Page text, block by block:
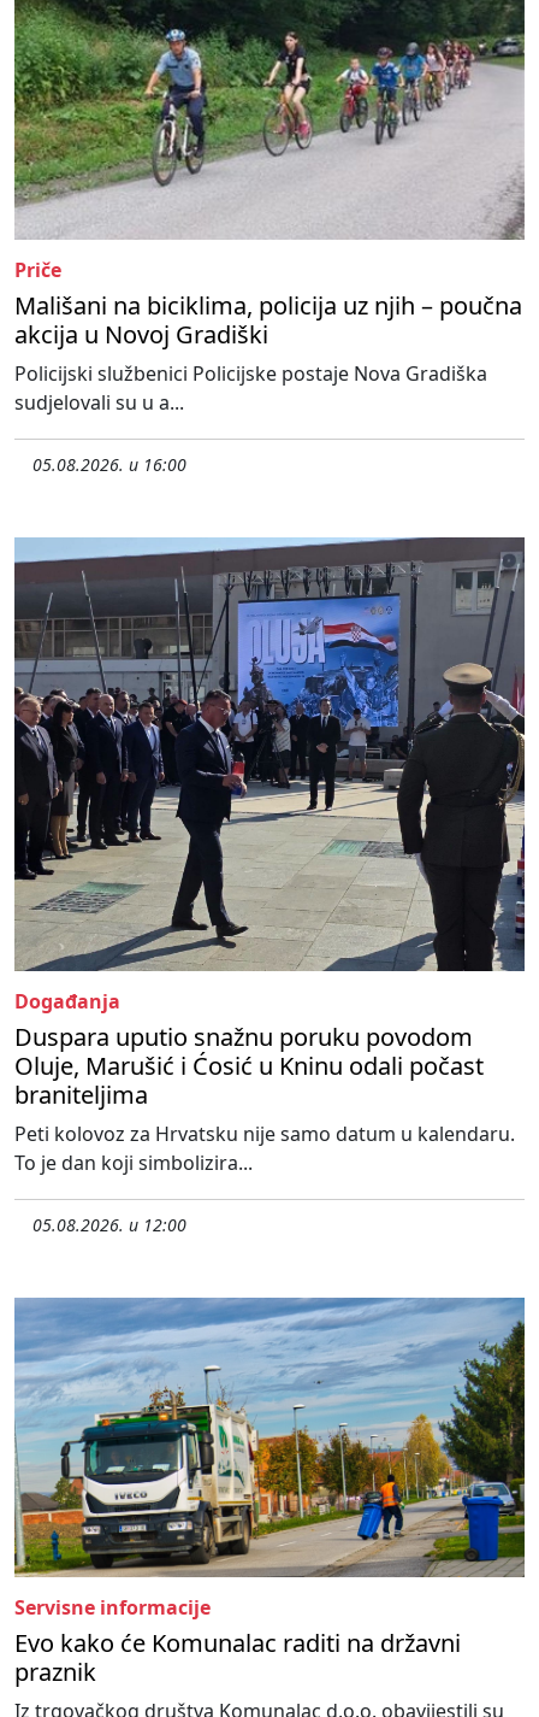
Priče
Mališani na biciklima, policija uz njih – poučna
akcija u Novoj Gradiški
Policijski službenici Policijske postaje Nova Gradiška
sudjelovali su u a...
05.08.2026. u 16:00
Događanja
Duspara uputio snažnu poruku povodom
Oluje, Marušić i Ćosić u Kninu odali počast
braniteljima
Peti kolovoz za Hrvatsku nije samo datum u kalendaru.
To je dan koji simbolizira...
05.08.2026. u 12:00
Servisne informacije
Evo kako će Komunalac raditi na državni
praznik
Iz trgovačkog društva Komunalac d.o.o. obavijestili su